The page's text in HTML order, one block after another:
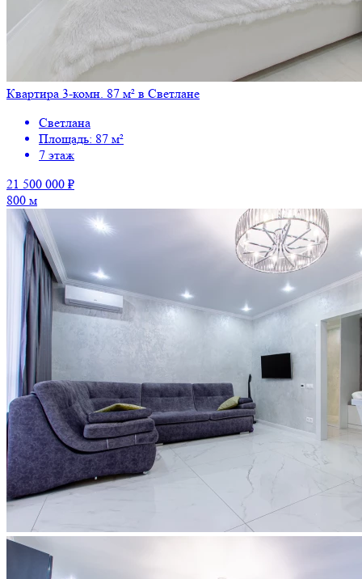
Квартира 3-комн. 87 м² в Светлане
Светлана
Площадь: 87 м²
7 этаж
21 500 000 ₽
800 м